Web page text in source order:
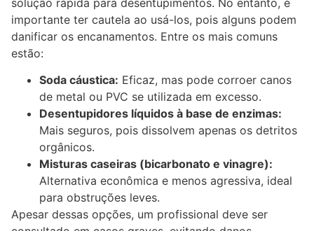
importante ter cautela ao usá-los, pois alguns podem
danificar os encanamentos. Entre os mais comuns
estão:
Soda cáustica: Eficaz, mas pode corroer canos
de metal ou PVC se utilizada em excesso.
Desentupidores líquidos à base de enzimas:
Mais seguros, pois dissolvem apenas os detritos
orgânicos.
Misturas caseiras (bicarbonato e vinagre):
Alternativa econômica e menos agressiva, ideal
para obstruções leves.
Apesar dessas opções, um profissional deve ser